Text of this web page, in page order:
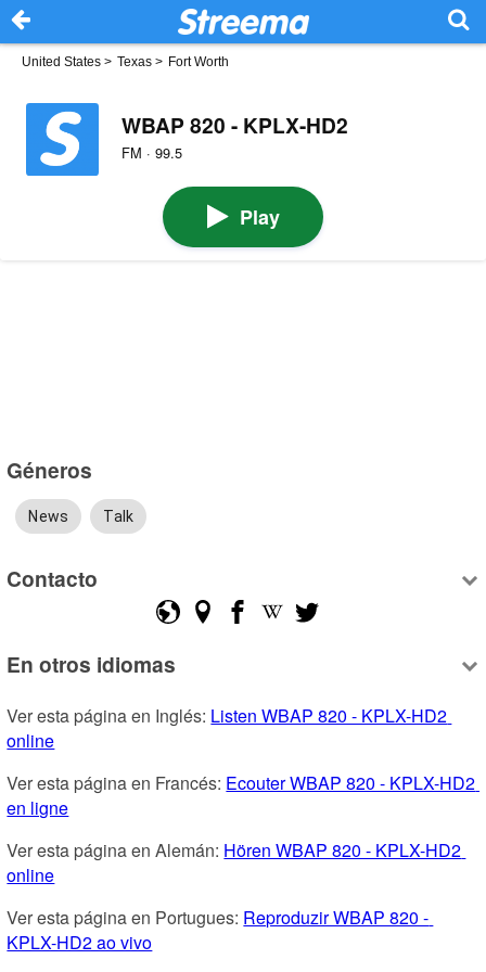
United States > Texas > Fort Worth
WBAP 820 - KPLX-HD2
FM · 99.5
Play
Géneros
News Talk
Contacto
En otros idiomas
Ver esta página en Inglés: Listen WBAP 820 - KPLX-HD2
online
Ver esta página en Francés: Ecouter WBAP 820 - KPLX-HD2
en ligne
Ver esta página en Alemán: Hören WBAP 820 - KPLX-HD2
online
Ver esta página en Portugues: Reproduzir WBAP 820 -
KPLX-HD2 ao vivo